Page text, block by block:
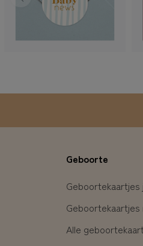
Geboorte
Geboortekaartjes
Geboortekaartjes
Alle